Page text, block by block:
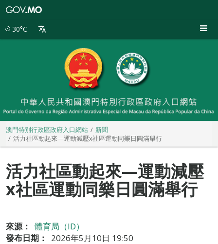
30°C
澳門特別行政區政府入口網站
新聞
活力社區動起來—運動減壓x社區運動同樂日圓滿舉行
活力社區動起來—運動減壓
x社區運動同樂日圓滿舉行
來源：
體育局（ID）
發布日期：
2026年5月10日 19:50